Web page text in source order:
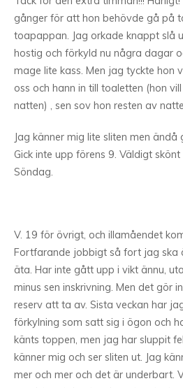
gånger för att hon behövde gå på
toapappan. Jag orkade knappt slå
hostig och förkyld nu några dagar
mage lite kass. Men jag tyckte hon
oss och hann in till toaletten (hon
natten) , sen sov hon resten av
Jag känner mig lite sliten men
Gick inte upp förens 9. Väldigt
Söndag.
V. 19 för övrigt, och illamåendet
Fortfarande jobbigt så fort jag ska
äta. Har inte gått upp i vikt ännu,
minus sen inskrivning. Men det gör
reserv att ta av. Sista veckan har
förkylning som satt sig i ögon och
känts toppen, men jag har sluppit
känner mig och ser sliten ut. Jag
mer och mer och det är underbart.